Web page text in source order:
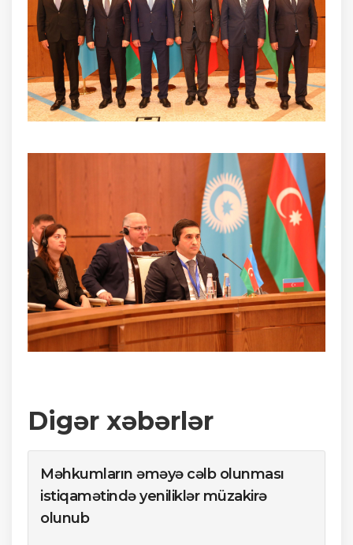
Digər xəbərlər
Məhkumların əməyə cəlb olunması
istiqamətində yeniliklər müzakirə
olunub